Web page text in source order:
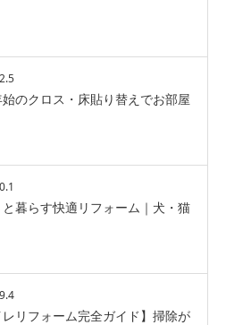
のクロス・床貼り替えでお部屋
暮らす快適リフォーム｜犬・猫
レリフォーム完全ガイド】掃除が